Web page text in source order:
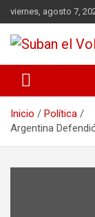
viernes, agosto 7,
Suban
Departamento
Inicio
Política
Argentina